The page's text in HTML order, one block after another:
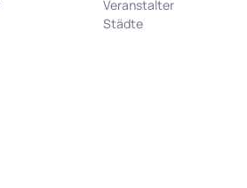
Veranstalter
Städte